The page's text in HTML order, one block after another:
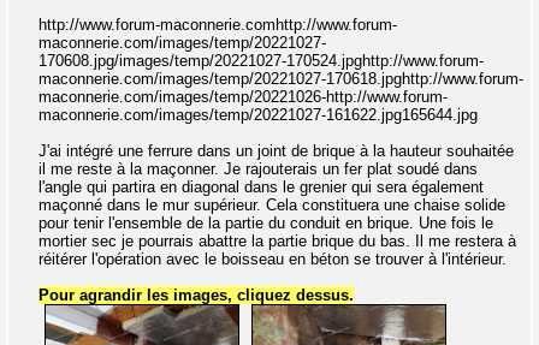
http://www.forum-maconnerie.comhttp://www.forum-
maconnerie.com/images/temp/20221027-
170608.jpg/images/temp/20221027-170524.jpghttp://www.forum-
maconnerie.com/images/temp/20221027-170618.jpghttp://www.forum-
maconnerie.com/images/temp/20221026-http://www.forum-
maconnerie.com/images/temp/20221027-161622.jpg165644.jpg
J'ai intégré une ferrure dans un joint de brique à la hauteur souhaitée
il me reste à la maçonner. Je rajouterais un fer plat soudé dans
l'angle qui partira en diagonal dans le grenier qui sera également
maçonné dans le mur supérieur. Cela constituera une chaise solide
pour tenir l'ensemble de la partie du conduit en brique. Une fois le
mortier sec je pourrais abattre la partie brique du bas. Il me restera à
réitérer l'opération avec le boisseau en béton se trouver à l'intérieur.
Pour agrandir les images, cliquez dessus.